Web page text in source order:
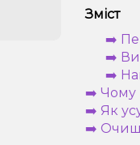
Зміст
➡️
➡️
➡️
➡️ Чому
➡️ Як
➡️